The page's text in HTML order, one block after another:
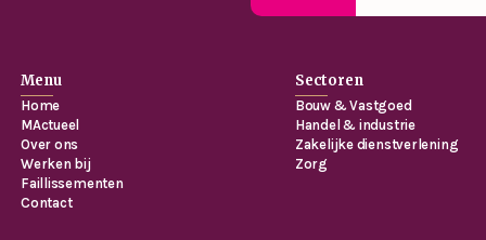
Menu
Home
MActueel
Over ons
Werken bij
Faillissementen
Contact
Sectoren
Bouw & Vastgoed
Handel & industrie
Zakelijke dienstverlening
Zorg